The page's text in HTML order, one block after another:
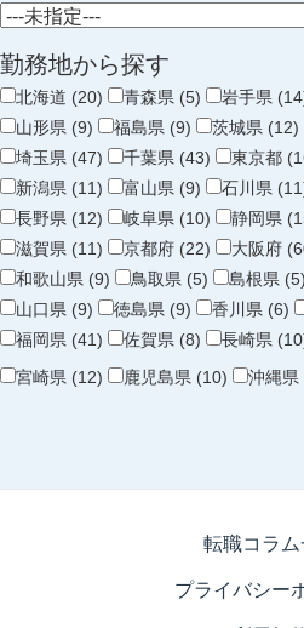
勤務地から探す
北海道 (20) 青森県 (5) 岩手県
山形県 (9)
福島県 (9) 茨城県 (12)
埼玉県 (47)
千葉県 (43) 東京都
新潟県 (11)
富山県 (9) 石川県
長野県 (12)
岐阜県 (10) 静岡県
滋賀県 (11)
京都府 (22) 大阪府
和歌山県 (9)
鳥取県 (5) 島根県 (5)
山口県 (9)
徳島県 (9) 香川県 (6)
福岡県 (41)
佐賀県 (8) 長崎県
宮崎県 (12)
鹿児島県 (10) 沖縄県
転職コラム
プライバシー